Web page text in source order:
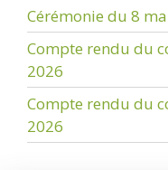
Cérémonie du 8
Compte rendu du
2026
Compte rendu du
2026